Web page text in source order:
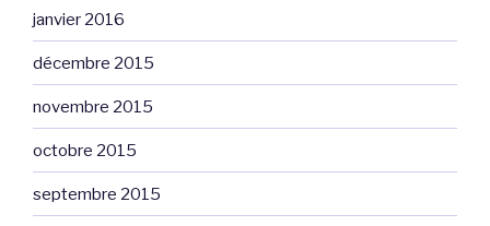
janvier 2016
décembre 2015
novembre 2015
octobre 2015
septembre 2015